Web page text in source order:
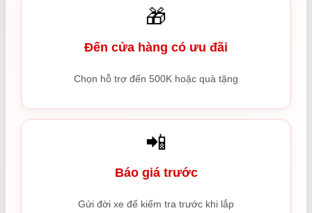
🎁
Đến cửa hàng có ưu đãi
Chọn hỗ trợ đến 500K hoặc quà tặng
📲
Báo giá trước
Gửi đời xe để kiểm tra trước khi lắp